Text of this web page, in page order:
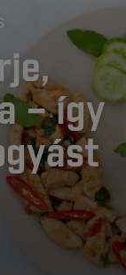
– így